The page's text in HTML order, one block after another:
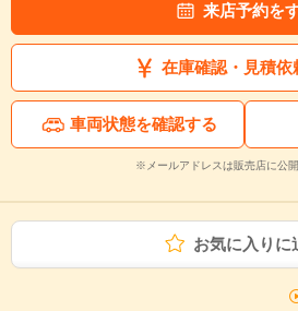
来店予約を
在庫確認・見積依
車両状態を確認する
※メールアドレスは販売店に公
お気に入りに